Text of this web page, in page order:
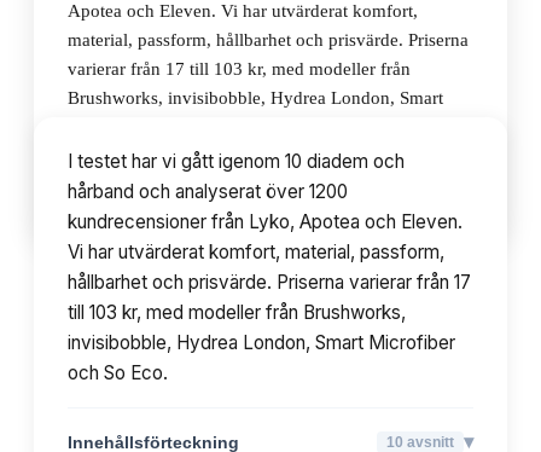
Apotea och Eleven. Vi har utvärderat komfort,
material, passform, hållbarhet och prisvärde. Priserna
varierar från 17 till 103 kr, med modeller från
Brushworks, invisibobble, Hydrea London, Smart
Innehållsförteckning
I testet har vi gått igenom 10 diadem och
hårband och analyserat över 1200
kundrecensioner från Lyko, Apotea och Eleven.
Vi har utvärderat komfort, material, passform,
hållbarhet och prisvärde. Priserna varierar från 17
till 103 kr, med modeller från Brushworks,
invisibobble, Hydrea London, Smart Microfiber
och So Eco.
Innehållsförteckning 10 avsnitt ▾